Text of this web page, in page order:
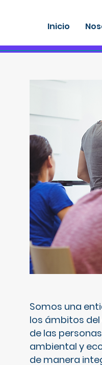
Inicio
Somos una
los ámbitos
de las
ambiental y
de manera